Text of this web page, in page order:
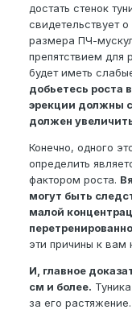
достать стенок
свидетельствует
размера ПЧ-
препятствием для
будет иметь
добьетесь роста
эрекции должны
должен
Конечно, одного
определить
фактором роста.
могут быть
малой
эти причины к вам
И, главное
см и более.
за его растяжение.